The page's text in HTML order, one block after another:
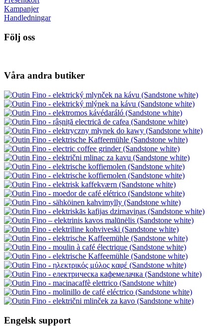
Kampanjer
Handledningar
Följ oss
Våra andra butiker
Engelsk support